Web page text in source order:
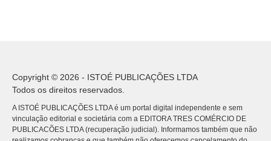
Copyright © 2026 - ISTOÉ PUBLICAÇÕES LTDA
Todos os direitos reservados.
A ISTOÉ PUBLICAÇÕES LTDA é um portal digital independente e sem
vinculação editorial e societária com a EDITORA TRES COMÉRCIO DE
PUBLICACÕES LTDA (recuperação judicial). Informamos também que não